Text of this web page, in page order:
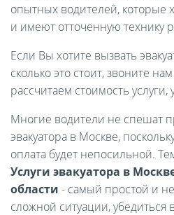
опытных водителей,
и имеют отточенную технику
Если Вы хотите вызвать
сколько это стоит, звоните
рассчитаем стоимость
Многие водители не спешат
эвакуатора в Москве,
оплата будет непосильной.
Услуги эвакуатора в
области - самый простой и
сложной ситуации, убедиться